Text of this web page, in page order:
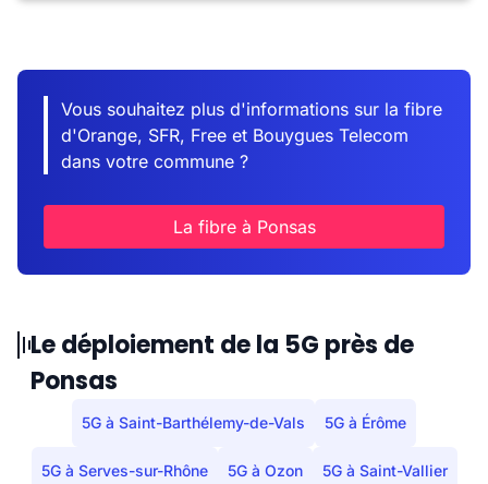
Vous souhaitez plus d'informations sur la fibre
d'Orange, SFR, Free et Bouygues Telecom
dans votre commune ?
La fibre à Ponsas
Le déploiement de la 5G près de
Ponsas
5G à Saint-Barthélemy-de-Vals 5G à Érôme
5G à Serves-sur-Rhône 5G à Ozon 5G à Saint-Vallier